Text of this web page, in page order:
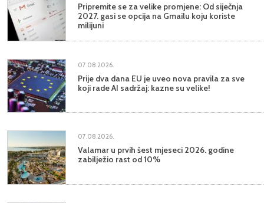
Pripremite se za velike promjene: Od siječnja
2027. gasi se opcija na Gmailu koju koriste
milijuni
07.08.2026.
Prije dva dana EU je uveo nova pravila za sve
koji rade AI sadržaj: kazne su velike!
07.08.2026.
Valamar u prvih šest mjeseci 2026. godine
zabilježio rast od 10%